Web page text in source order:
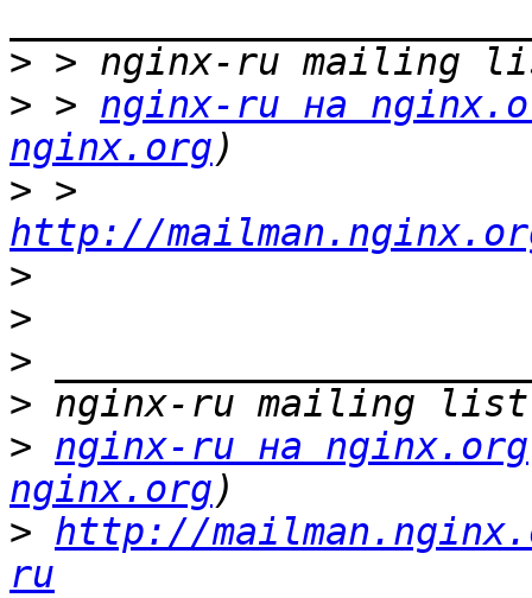
>
> > nginx-ru на
nginx.org
>
http://
>
>
>
>
> nginx-ru на nginx.org
nginx.org
> http://
ru